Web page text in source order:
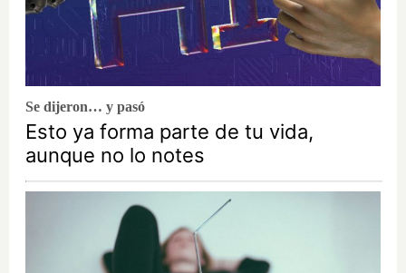
Se dijeron… y pasó
Esto ya forma parte de tu vida,
aunque no lo notes